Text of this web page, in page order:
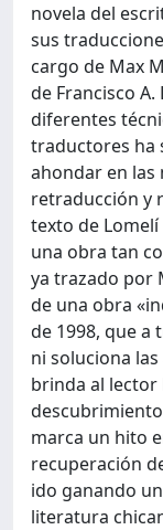
novela del
sus
cargo de Max
de Francisco A.
diferentes
traductores ha
ahondar en las
retraducción y
texto de
una obra tan
ya trazado por
de una obra
de 1998, que a
ni soluciona
brinda al lector
marca un hito
recuperación
ido ganando
literatura